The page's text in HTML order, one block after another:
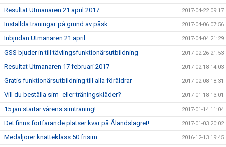
Resultat Utmanaren 21 april 2017 2017-04-22 09:17
Inställda träningar på grund av påsk 2017-04-06 07:56
Inbjudan Utmanaren 21 april 2017-04-04 21:29
GSS bjuder in till tävlingsfunktionärsutbildning 2017-02-26 21:53
Resultat Utmanaren 17 februari 2017 2017-02-18 14:03
Gratis funktionärsutbildning till alla föräldrar 2017-02-08 18:31
Vill du beställa sim- eller träningskläder? 2017-01-18 13:01
15 jan startar vårens simträning! 2017-01-14 11:04
Det finns fortfarande platser kvar på Ålandslägret! 2017-01-03 20:02
Medaljörer knatteklass 50 frisim 2016-12-13 19:45